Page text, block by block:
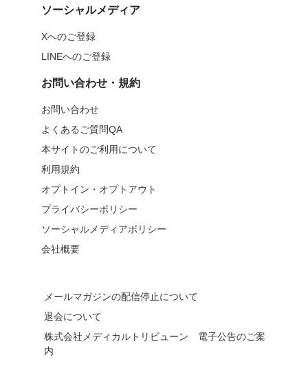
ソーシャルメディア
Xへのご登録
LINEへのご登録
お問い合わせ・規約
お問い合わせ
よくあるご質問QA
本サイトのご利用について
利用規約
オプトイン・オプトアウト
プライバシーポリシー
ソーシャルメディアポリシー
会社概要
メールマガジンの配信停止について
退会について
株式会社メディカルトリビューン 電子公告のご案
内